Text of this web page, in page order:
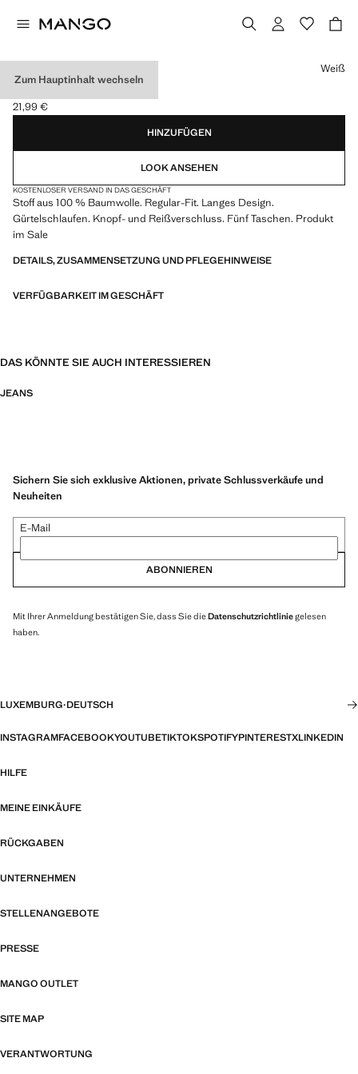
Zum Hauptinhalt wechseln
REGULAR FIT-JEANS
Aktueller Preis [21,99 € ]
21,99 €
Wählen Sie eine Farbe
Weiß
HINZUFÜGEN
LOOK ANSEHEN
KOSTENLOSER VERSAND IN DAS GESCHÄFT
Stoff aus 100 % Baumwolle. Regular-Fit. Langes Design.
Gürtelschlaufen. Knopf- und Reißverschluss. Fünf Taschen. Produkt
im Sale
DETAILS, ZUSAMMENSETZUNG UND PFLEGEHINWEISE
VERFÜGBARKEIT IM GESCHÄFT
DAS KÖNNTE SIE AUCH INTERESSIEREN
JEANS
Sichern Sie sich exklusive Aktionen, private Schlussverkäufe und
Neuheiten
E-Mail
ABONNIEREN
Mit Ihrer Anmeldung bestätigen Sie, dass Sie dieDatenschutzrichtliniegelesen
haben.
LUXEMBURG·DEUTSCH
INSTAGRAMFACEBOOKYOUTUBETIKTOKSPOTIFYPINTERESTXLINKEDIN
HILFE
MEINE EINKÄUFE
RÜCKGABEN
UNTERNEHMEN
STELLENANGEBOTE
PRESSE
MANGO OUTLET
SITE MAP
VERANTWORTUNG